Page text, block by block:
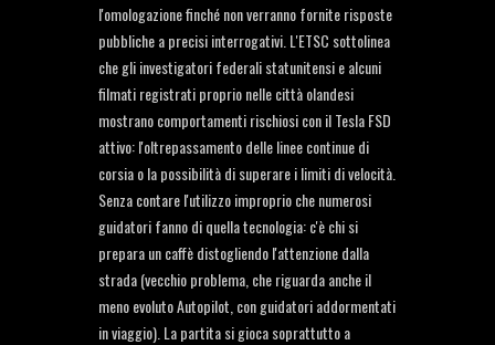
l'omologazione finché non verranno fornite risposte
pubbliche a precisi interrogativi. L'ETSC sottolinea
che gli investigatori federali statunitensi e alcuni
filmati registrati proprio nelle città olandesi
mostrano comportamenti rischiosi con il Tesla FSD
attivo: l'oltrepassamento delle linee continue di
corsia o la possibilità di superare i limiti di velocità.
Senza contare l'utilizzo improprio che numerosi
guidatori fanno di quella tecnologia: c'è chi si
prepara un caffè distogliendo l'attenzione dalla
strada (vecchio problema, che riguarda anche il
meno evoluto Autopilot, con guidatori addormentati
in viaggio). La partita si gioca soprattutto a